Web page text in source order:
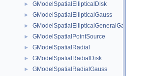
► GModelSpatialEllipticalDisk
► GModelSpatialEllipticalGauss
► GModelSpatialEllipticalGeneralGauss
► GModelSpatialPointSource
► GModelSpatialRadial
► GModelSpatialRadialDisk
► GModelSpatialRadialGauss